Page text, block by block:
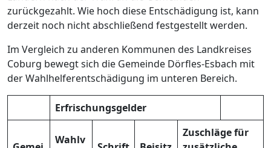
zurückgezahlt. Wie hoch diese Entschädigung ist, kann
derzeit noch nicht abschließend festgestellt werden.
Im Vergleich zu anderen Kommunen des Landkreises
Coburg bewegt sich die Gemeinde Dörfles-Esbach mit
der Wahlhelferentschädigung im unteren Bereich.
Erfrischungsgelder
Wahlv
Zuschläge für